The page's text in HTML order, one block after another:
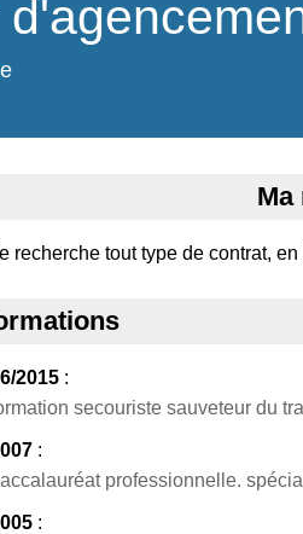
Ma
recherche tout type de contrat,
2015 :
secouriste sauveteur du
:
professionnelle.
: